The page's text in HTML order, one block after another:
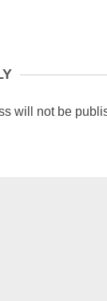
will not be